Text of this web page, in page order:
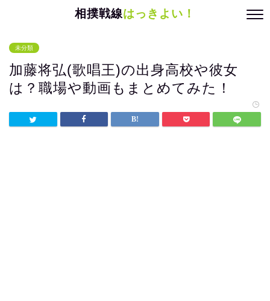
相撲戦線はっきよい！
未分類
加藤将弘(歌唱王)の出身高校や彼女
は？職場や動画もまとめてみた！